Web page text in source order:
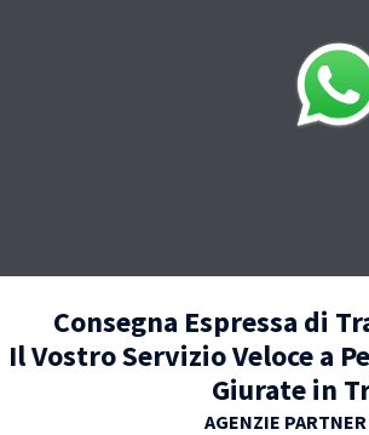
Consegna Espressa di
Il Vostro Servizio Veloce a
Giurate in
AGENZIE